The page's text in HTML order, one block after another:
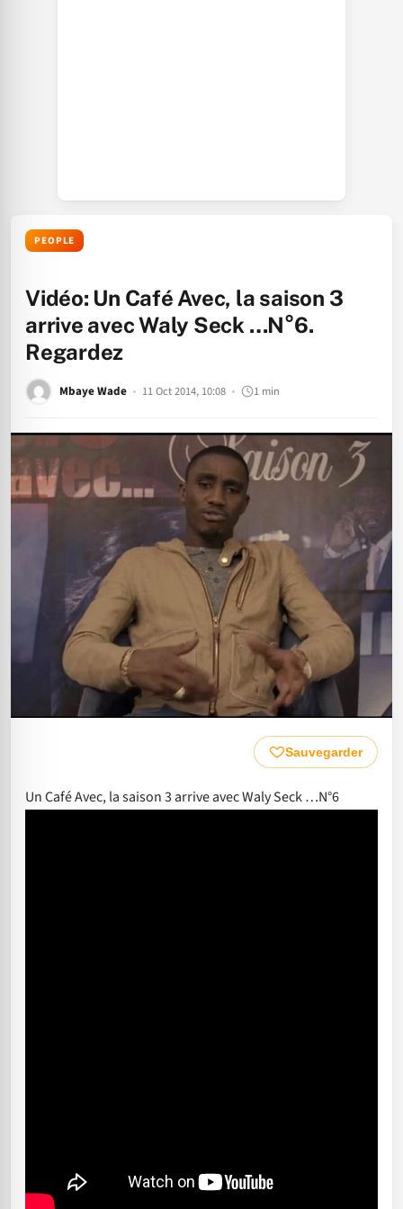
PEOPLE
Vidéo: Un Café Avec, la saison 3
arrive avec Waly Seck …N°6.
Regardez
Mbaye Wade 11 Oct 2014, 10:08 1 min
Sauvegarder
Un Café Avec, la saison 3 arrive avec Waly Seck …N°6